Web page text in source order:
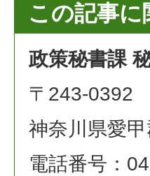
この記事
政策秘書課
〒243-0392
神奈川県愛
電話番号：